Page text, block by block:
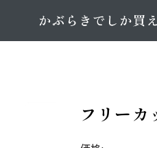
フリーカ